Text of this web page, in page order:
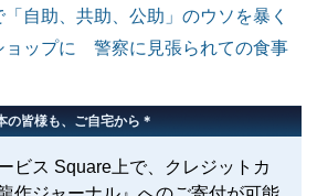
自助、共助、公助」のウソを暴く
ョップに 警察に見張られての食事
の皆様も、ご自宅から＊
ビス Square上で、クレジットカ